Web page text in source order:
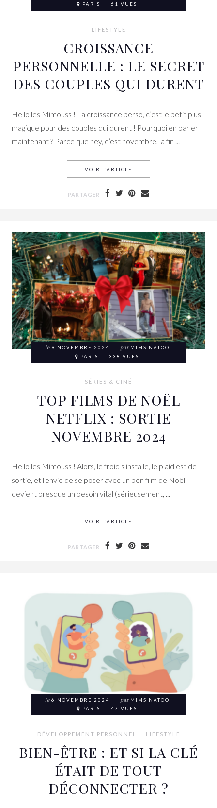
PARIS
61 VUES
LIFESTYLE
CROISSANCE
PERSONNELLE : LE SECRET
DES COUPLES QUI DURENT
Hello les Mimouss ! La croissance perso, c’est le petit plus
magique pour des couples qui durent ! Pourquoi en parler
maintenant ? Parce que hey, c’est novembre, la fin ...
VOIR L’ARTICLE
PARTAGER
le 9 NOVEMBRE 2024 par MIMS NATOO
PARIS
338 VUES
SÉRIES & CINÉ
TOP FILMS DE NOËL
NETFLIX : SORTIE
NOVEMBRE 2024
Hello les Mimouss ! Alors, le froid s'installe, le plaid est de
sortie, et l'envie de se poser avec un bon film de Noël
devient presque un besoin vital (sérieusement, ...
VOIR L’ARTICLE
PARTAGER
le 6 NOVEMBRE 2024 par MIMS NATOO
PARIS
47 VUES
DÉVELOPPEMENT PERSONNEL LIFESTYLE
BIEN-ÊTRE : ET SI LA CLÉ
ÉTAIT DE TOUT
DÉCONNECTER ?